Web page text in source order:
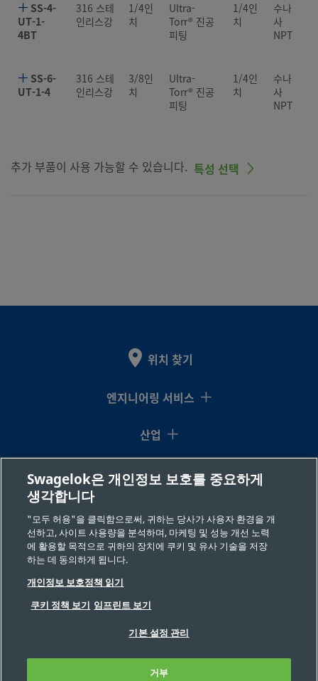
SS-4-
UT-1-
4BT
316 스테
인리스강
1/4인
치
Ultra-
Torr® 진공
피팅
1/4인
치
수나
사
NPT
SS-6-
UT-1-4
316 스테
인리스강
3/8인
치
Ultra-
Torr® 진공
피팅
1/4인
치
수나
사
NPT
추가 부품이 사용 가능할 수 있습니다. 특성 선택
위치 찾기
엔지니어링 서비스
산업
지식센터
회사 소개
개인 정보
Swagelok은 개인정보 보호를 중요하게
생각합니다
"모두 허용"을 클릭함으로써, 귀하는 당사가 사용자 환경을 개
선하고, 사이트 사용량을 분석하며, 마케팅 및 성능 개선 노력
에 활용할 목적으로 귀하의 장치에 쿠키 및 유사 기술을 저장
하는 데 동의하게 됩니다.
개인정보 보호정책 읽기
쿠키 정책 보기 임프린트 보기
기본 설정 관리
거부